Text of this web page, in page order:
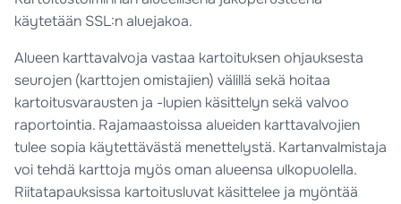
käytetään SSL:n aluejakoa.
Alueen karttavalvoja vastaa kartoituksen ohjauksesta
seurojen (karttojen omistajien) välillä sekä hoitaa
kartoitusvarausten ja -lupien käsittelyn sekä valvoo
raportointia. Rajamaastoissa alueiden karttavalvojien
tulee sopia käytettävästä menettelystä. Kartanvalmistaja
voi tehdä karttoja myös oman alueensa ulkopuolella.
Riitatapauksissa kartoitusluvat käsittelee ja myöntää